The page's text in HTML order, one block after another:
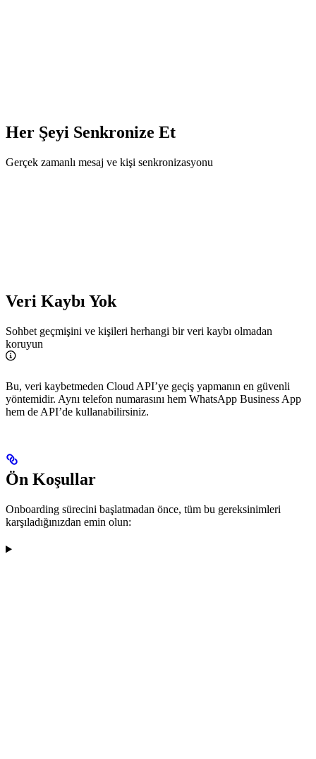
Her Şeyi Senkronize Et
Gerçek zamanlı mesaj ve kişi senkronizasyonu
Veri Kaybı Yok
Sohbet geçmişini ve kişileri herhangi bir veri kaybı olmadan
koruyun
Bu, veri kaybetmeden Cloud API’ye geçiş yapmanın en güvenli
yöntemidir. Aynı telefon numarasını hem WhatsApp Business App
hem de API’de kullanabilirsiniz.
Ön Koşullar
Onboarding sürecini başlatmadan önce, tüm bu gereksinimleri
karşıladığınızdan emin olun: